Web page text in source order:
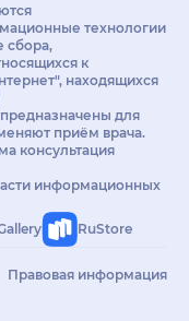
технологии
сбора,
к
находящихся
для
приём врача.
консультация
информационных
RuStore
Правовая информация